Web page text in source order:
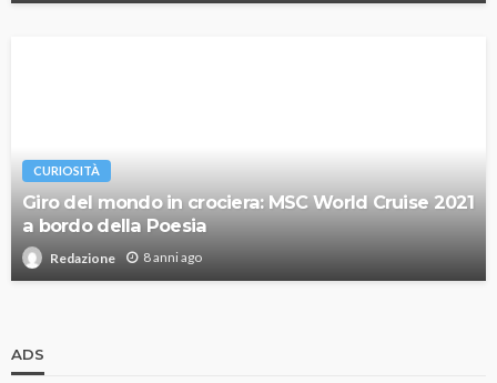
CURIOSITÀ
Giro del mondo in crociera: MSC World Cruise 2021
a bordo della Poesia
Redazione 8 anni ago
ADS